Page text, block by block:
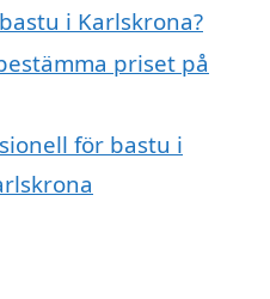
i Karlskrona?
priset på
för bastu i